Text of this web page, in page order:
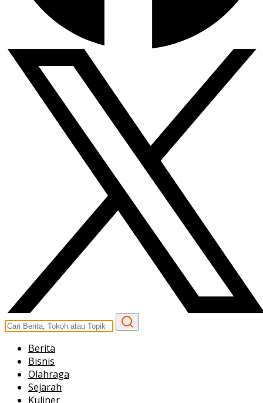
Berita
Bisnis
Olahraga
Sejarah
Kuliner